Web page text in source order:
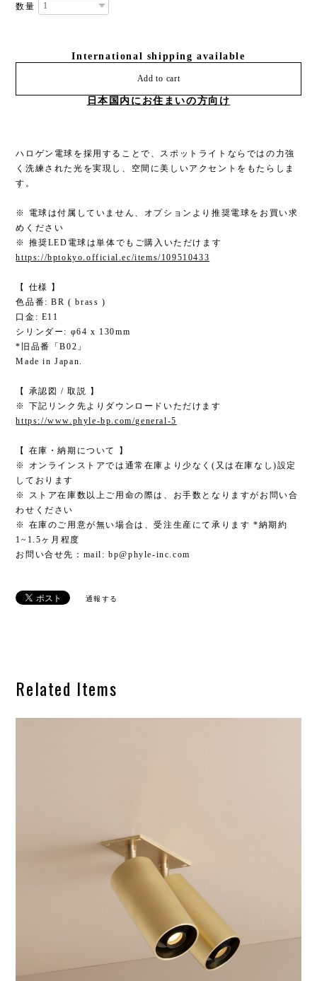
数量
International shipping available
Add to cart
日本国内にお住まいの方向け
ハロゲン電球を採用することで、スポットライトならではの力強
く洗練された光を実現し、空間に美しいアクセントをもたらしま
す。
※ 電球は付属していません、オプションより推奨電球をお買い求
めください
※ 推奨LED電球は単体でもご購入いただけます
https://bptokyo.official.ec/items/109510433
【 仕様 】
色品番: BR ( brass )
口金: E11
シリンダー: φ64 x 130mm
*旧品番「B02」
Made in Japan.
【 承認図 / 取説 】
※ 下記リンク先よりダウンロードいただけます
https://www.phyle-bp.com/general-5
【 在庫・納期について 】
※ オンラインストアでは通常在庫より少なく(又は在庫なし)設定
しております
※ ストア在庫数以上ご用命の際は、お手数となりますがお問い合
わせください
※ 在庫のご用意が無い場合は、受注生産にて承ります *納期約
1~1.5ヶ月程度
お問い合せ先：mail:bp@phyle-inc.com
通報する
Related Items